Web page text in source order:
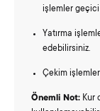
işlemler
Yatırma
edebilirsiniz.
Çekim
Önemli Not: Kur